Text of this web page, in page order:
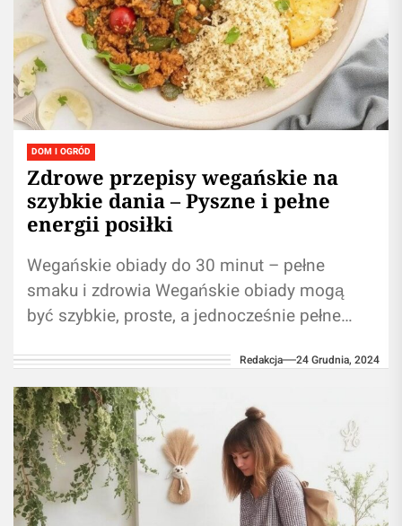
DOM I OGRÓD
Zdrowe przepisy wegańskie na
szybkie dania – Pyszne i pełne
energii posiłki
Wegańskie obiady do 30 minut – pełne
smaku i zdrowia Wegańskie obiady mogą
być szybkie, proste, a jednocześnie pełne
dzisiejszym...
Redakcja 24 Grudnia, 2024